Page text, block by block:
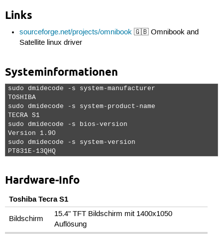
Links
sourceforge.net/projects/omnibook 🇬🇧 Omnibook and
Satellite linux driver
Systeminformationen
sudo dmidecode -s system-manufacturer
TOSHIBA
sudo dmidecode -s system-product-name
TECRA S1
sudo dmidecode -s bios-version
Version 1.90
sudo dmidecode -s system-version
PT831E-13QHQ
Hardware-Info
Toshiba Tecra S1
Bildschirm
15.4" TFT Bildschirm mit 1400x1050
Auflösung